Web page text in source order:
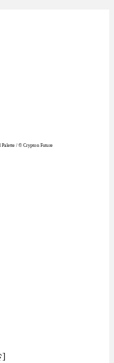
/ © Crypton Future
]